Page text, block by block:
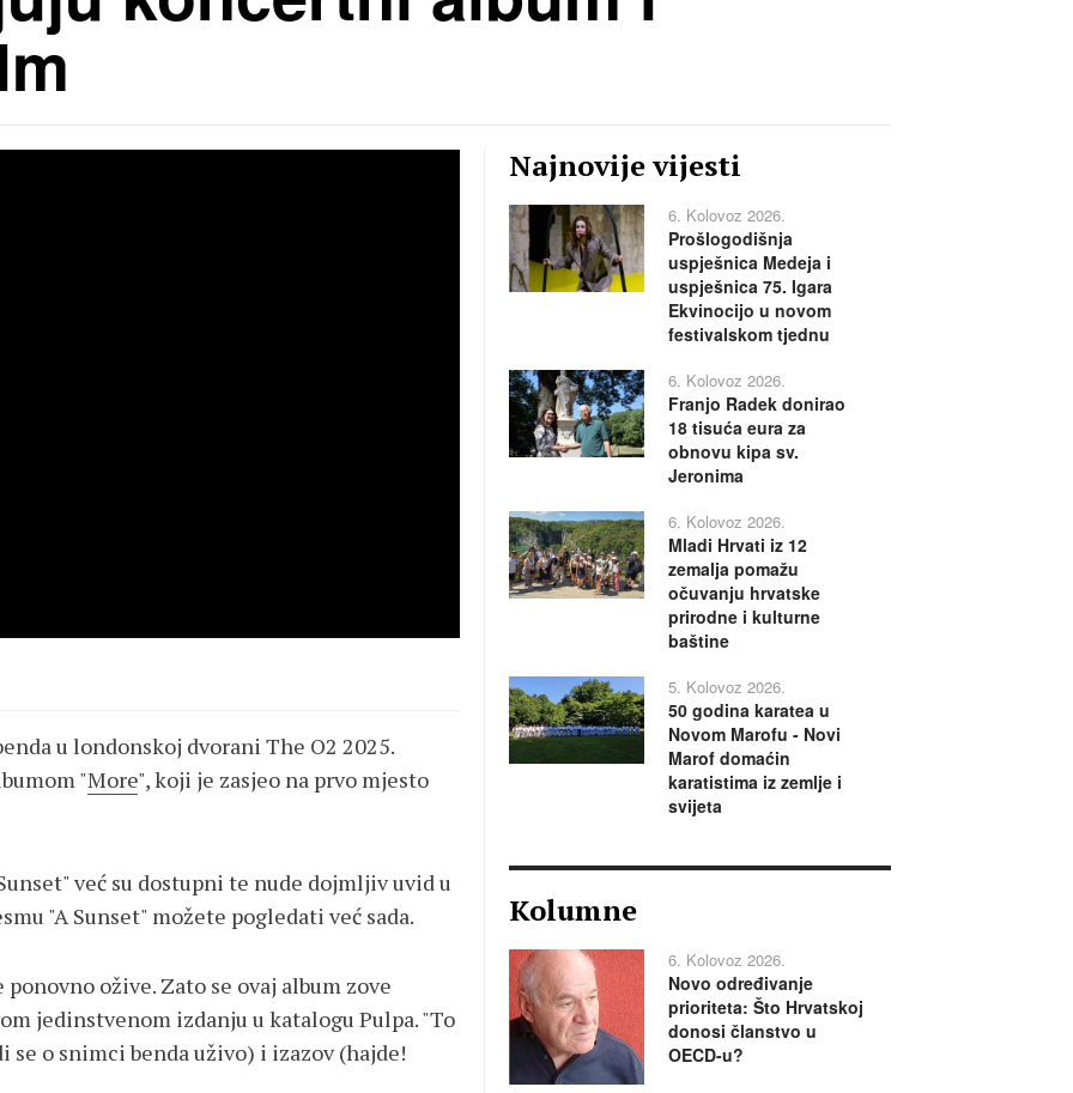
u londonskoj dvorani The O2 2025.
"More", koji je zasjeo na prvo mjesto
već su dostupni te nude dojmljiv uvid u
"A Sunset" možete pogledati već sada.
ožive. Zato se ovaj album zove
jedinstvenom izdanju u katalogu Pulpa. "To
o snimci benda uživo) i izazov (hajde!
Najnovije vijesti
6. Kolovoz 2026.
Prošlogodišnja
uspješnica Medeja i
uspješnica 75. Igara
Ekvinocijo u novom
festivalskom tjednu
6. Kolovoz 2026.
Franjo Radek donirao
18 tisuća eura za
obnovu kipa sv.
Jeronima
6. Kolovoz 2026.
Mladi Hrvati iz 12
zemalja pomažu
očuvanju hrvatske
prirodne i kulturne
baštine
5. Kolovoz 2026.
50 godina karatea u
Novom Marofu - Novi
Marof domaćin
karatistima iz zemlje i
svijeta
Kolumne
6. Kolovoz 2026.
Novo određivanje
prioriteta: Što Hrvatskoj
donosi članstvo u
OECD-u?